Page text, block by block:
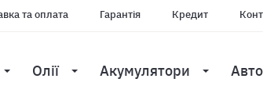
та оплата Гарантія Кредит
Олії Акумулятори